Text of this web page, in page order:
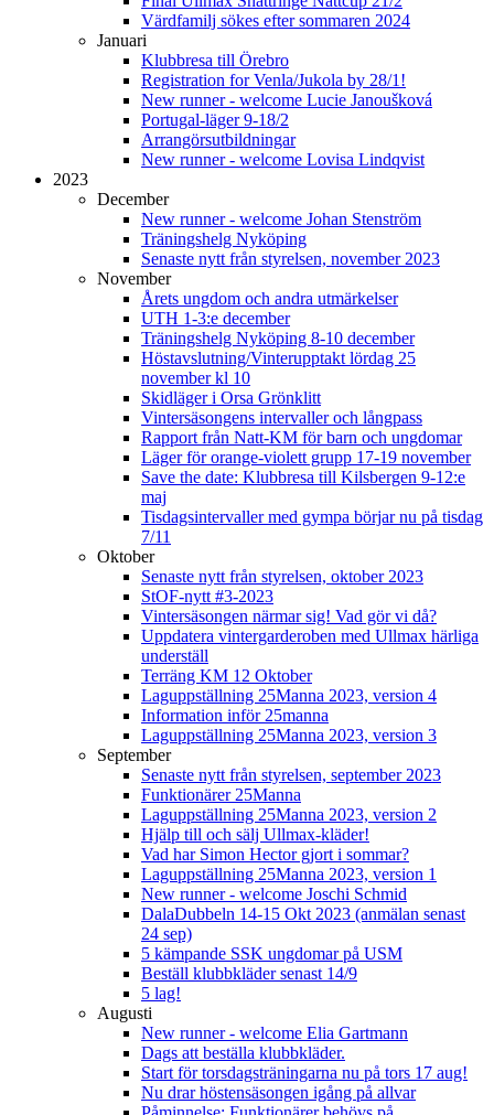
Värdfamilj sökes efter sommaren 2024
Januari
Klubbresa till Örebro
Registration for Venla/Jukola by 28/1!
New runner - welcome Lucie Janoušková
Portugal-läger 9-18/2
Arrangörsutbildningar
New runner - welcome Lovisa Lindqvist
2023
December
New runner - welcome Johan Stenström
Träningshelg Nyköping
Senaste nytt från styrelsen, november 2023
November
Årets ungdom och andra utmärkelser
UTH 1-3:e december
Träningshelg Nyköping 8-10 december
Höstavslutning/Vinterupptakt lördag 25
november kl 10
Skidläger i Orsa Grönklitt
Vintersäsongens intervaller och långpass
Rapport från Natt-KM för barn och ungdomar
Läger för orange-violett grupp 17-19 november
Save the date: Klubbresa till Kilsbergen 9-12:e
maj
Tisdagsintervaller med gympa börjar nu på tisdag
7/11
Oktober
Senaste nytt från styrelsen, oktober 2023
StOF-nytt #3-2023
Vintersäsongen närmar sig! Vad gör vi då?
Uppdatera vintergarderoben med Ullmax härliga
underställ
Terräng KM 12 Oktober
Laguppställning 25Manna 2023, version 4
Information inför 25manna
Laguppställning 25Manna 2023, version 3
September
Senaste nytt från styrelsen, september 2023
Funktionärer 25Manna
Laguppställning 25Manna 2023, version 2
Hjälp till och sälj Ullmax-kläder!
Vad har Simon Hector gjort i sommar?
Laguppställning 25Manna 2023, version 1
New runner - welcome Joschi Schmid
DalaDubbeln 14-15 Okt 2023 (anmälan senast
24 sep)
5 kämpande SSK ungdomar på USM
Beställ klubbkläder senast 14/9
5 lag!
Augusti
New runner - welcome Elia Gartmann
Dags att beställa klubbkläder.
Start för torsdagsträningarna nu på tors 17 aug!
Nu drar höstensäsongen igång på allvar